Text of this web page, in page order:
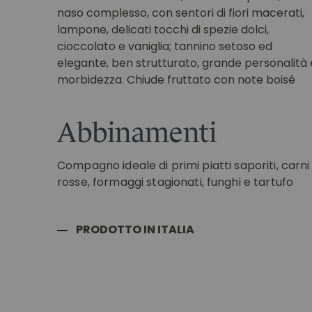
naso complesso, con sentori di fiori macerati,
lampone, delicati tocchi di spezie dolci,
cioccolato e vaniglia; tannino setoso ed
elegante, ben strutturato, grande personalità
morbidezza. Chiude fruttato con note boisé
Abbinamenti
Compagno ideale di primi piatti saporiti, carni
rosse, formaggi stagionati, funghi e tartufo
PRODOTTO IN ITALIA